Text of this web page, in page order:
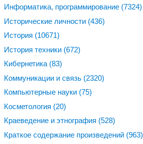
Информатика, программирование (7324)
Исторические личности (436)
История (10671)
История техники (672)
Кибернетика (83)
Коммуникации и связь (2320)
Компьютерные науки (75)
Косметология (20)
Краеведение и этнография (528)
Краткое содержание произведений (963)